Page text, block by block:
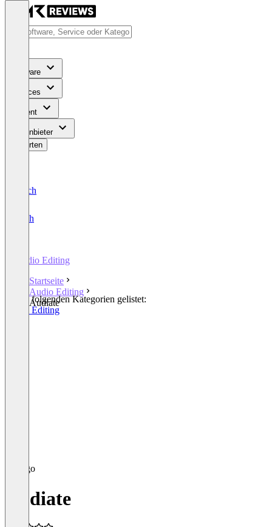
Software
Services
Content
Für Anbieter
Bewerten
Deutsch
English
Audio Editing
Startseite
Audio Editing
Audiate
In den folgenden Kategorien gelistet:
Audio Editing
Audiate